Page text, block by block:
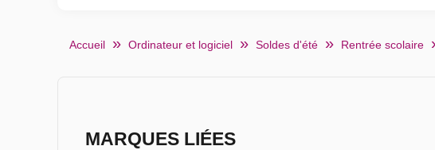
Accueil Ordinateur et logiciel Soldes d'été Rentrée scolaire
MARQUES LIÉES